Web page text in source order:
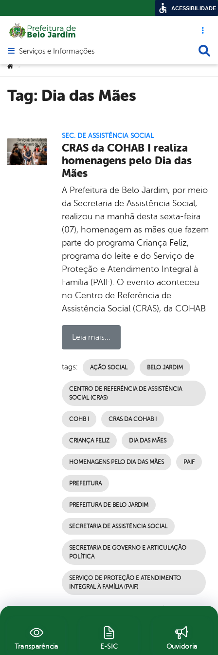
Acesso
Abrir menu principal de navegação
Serviços e Informações
Você está aqui:
>
Tag: Dia das Mães
SEC. DE ASSISTÊNCIA SOCIAL
CRAS da COHAB I realiza
homenagens pelo Dia das
Mães
A Prefeitura de Belo Jardim, por meio
da Secretaria de Assistência Social,
realizou na manhã desta sexta-feira
(07), homenagem as mães que fazem
parte do programa Criança Feliz,
programa do leite e do Serviço de
Proteção e Atendimento Integral à
Família (PAIF). O evento aconteceu
no Centro de Referência de
Assistência Social (CRAS), da COHAB
Leia mais...
tags: AÇÃO SOCIAL BELO JARDIM
CENTRO DE REFERÊNCIA DE ASSISTÊNCIA
SOCIAL (CRAS)
COHB I CRAS DA COHAB I
CRIANÇA FELIZ DIA DAS MÃES
HOMENAGENS PELO DIA DAS MÃES PAIF
PREFEITURA
PREFEITURA DE BELO JARDIM
SECRETARIA DE ASSISTÊNCIA SOCIAL
SECRETARIA DE GOVERNO E ARTICULAÇÃO
POLÍTICA
SERVIÇO DE PROTEÇÃO E ATENDIMENTO
INTEGRAL À FAMÍLIA (PAIF)
Transparência E-SIC Ouvidoria
ACESSIBILIDADE